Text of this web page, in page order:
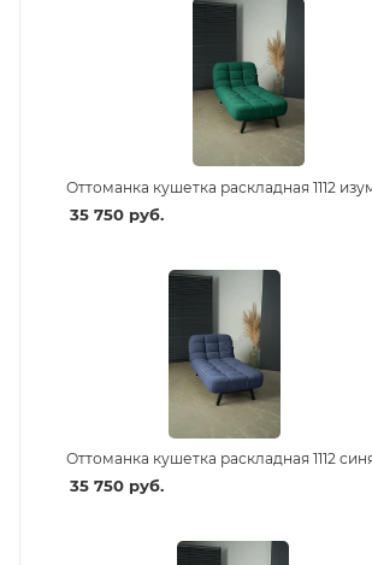
Оттоманка кушетка раскладная 1112
35 750руб.
Оттоманка кушетка раскладная 1112
35 750руб.